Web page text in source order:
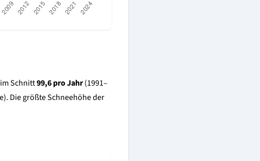
Schnitt99,6 pro Jahr(1991–
Die größte Schneehöhe der